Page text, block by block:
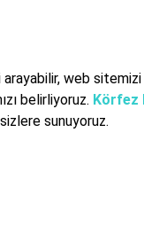
web
belirliyoruz. Körfez
sunuyoruz.